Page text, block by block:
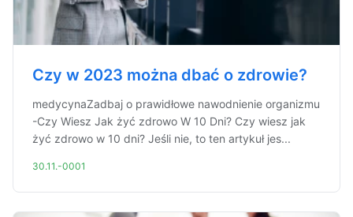
Czy w 2023 można dbać o zdrowie?
medycynaZadbaj o prawidłowe nawodnienie organizmu
-Czy Wiesz Jak żyć zdrowo W 10 Dni? Czy wiesz jak
żyć zdrowo w 10 dni? Jeśli nie, to ten artykuł jes...
30.11.-0001